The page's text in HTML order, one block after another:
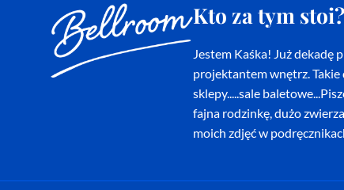
Kto za tym stoi?
Jestem Kaśka! Już dekadę
projektantem wnętrz. Takie
sklepy.....sale
fajna rodzinkę, dużo
moich zdjęć w